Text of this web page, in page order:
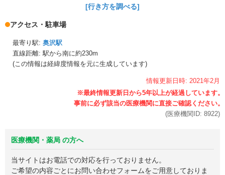
[行き方を調べる]
アクセス・駐車場
最寄り駅: 奥沢駅
直線距離: 駅から南に約230m
(この情報は経緯度情報を元に生成しています)
情報更新日時: 2021年2月
(医療機関ID: 8922)
医療機関・薬局 の方へ
当サイトはお電話での対応を行っておりません。
ご希望の内容ごとにお問い合わせフォームをご用意しておりま